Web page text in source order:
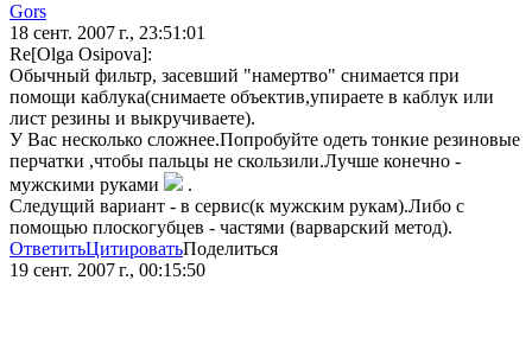
Gors
18 сент. 2007 г., 23:51:01
Re[Olga Osipova]:
Обычный фильтр, засевший "намертво" снимается при
помощи каблука(снимаете объектив,упираете в каблук или
лист резины и выкручиваете).
У Вас несколько сложнее.Попробуйте одеть тонкие резиновые
перчатки ,чтобы пальцы не скользили.Лучше конечно -
мужскими руками
.
Следущий вариант - в сервис(к мужским рукам).Либо с
помощью плоскогубцев - частями (варварский метод).
ОтветитьЦитироватьПоделиться
19 сент. 2007 г., 00:15:50